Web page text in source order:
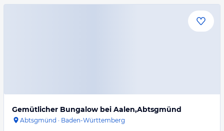
Gemütlicher Bungalow bei Aalen,Abtsgmünd
Abtsgmünd · Baden-Württemberg